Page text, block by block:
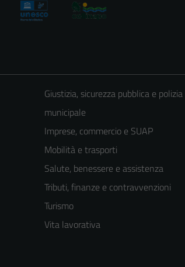
Giustizia, sicurezza pubblica e polizia
municipale
Imprese, commercio e SUAP
Mobilità e trasporti
Salute, benessere e assistenza
Tributi, finanze e contravvenzioni
Turismo
Vita lavorativa